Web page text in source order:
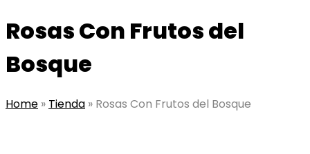
Rosas Con Frutos del
Bosque
Home » Tienda » Rosas Con Frutos del Bosque